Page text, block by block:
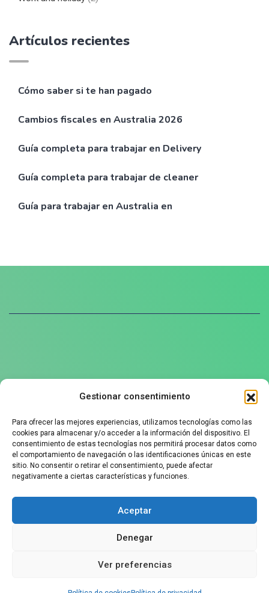
Gestionar consentimiento
Para ofrecer las mejores experiencias, utilizamos tecnologías como las
cookies para almacenar y/o acceder a la información del dispositivo. El
consentimiento de estas tecnologías nos permitirá procesar datos como
el comportamiento de navegación o las identificaciones únicas en este
sitio. No consentir o retirar el consentimiento, puede afectar
negativamente a ciertas características y funciones.
Aceptar
Denegar
Ver preferencias
Artículos recientes
Cómo saber si te han pagado
Cambios fiscales en Australia 2026
Guía completa para trabajar en Delivery
Guía completa para trabajar de cleaner
Guía para trabajar en Australia en
Aviso legal
Política de cookies
Contáctanos